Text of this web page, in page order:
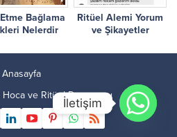
Bağlama
Nelerdir
Ritüel Alemi Yorum
ve Şikayetler
Anasayfa
ve Ritüel Danışmanı
İletişim